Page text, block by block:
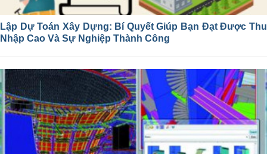
Lập Dự Toán Xây Dựng: Bí Quyết Giúp Bạn Đạt Được Thu
Nhập Cao Và Sự Nghiệp Thành Công